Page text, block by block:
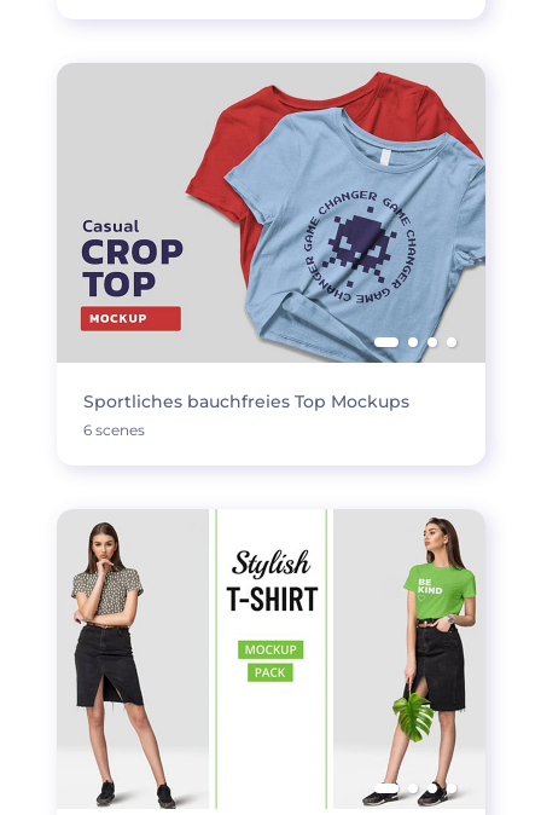
Sportliches bauchfreies Top Mockups
6 scenes